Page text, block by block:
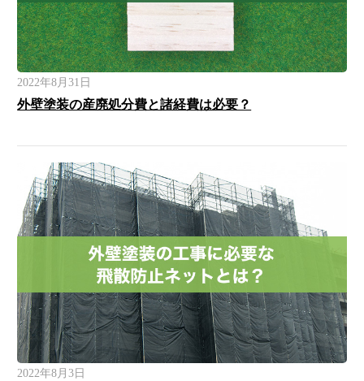
2022年8月31日
外壁塗装の産廃処分費と諸経費は必要？
2022年8月3日